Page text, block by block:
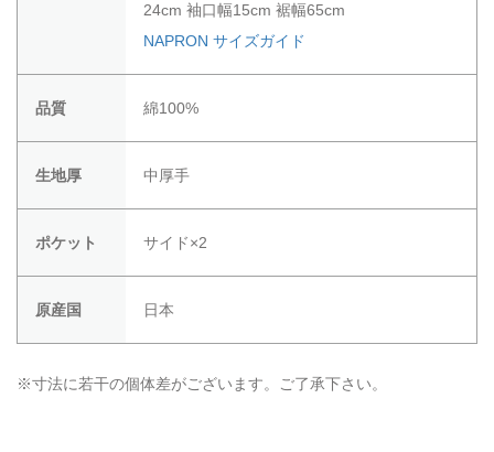
24cm 袖口幅15cm 裾幅65cm
NAPRON サイズガイド
品質 綿100%
生地厚 中厚手
ポケット サイド×2
原産国 日本
※寸法に若干の個体差がございます。ご了承下さい。